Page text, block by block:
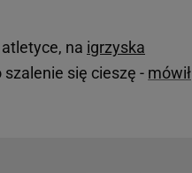
na igrzyska
szalenie się cieszę - mówił